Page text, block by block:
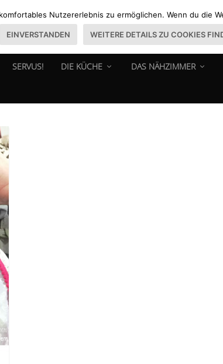
SERVUS! DIE KÜCHE DAS NÄHZIMMER
Nutzererlebnis zu ermöglichen. Wenn du die
EINVERSTANDEN WEITERE DETAILS ZU COOKIES